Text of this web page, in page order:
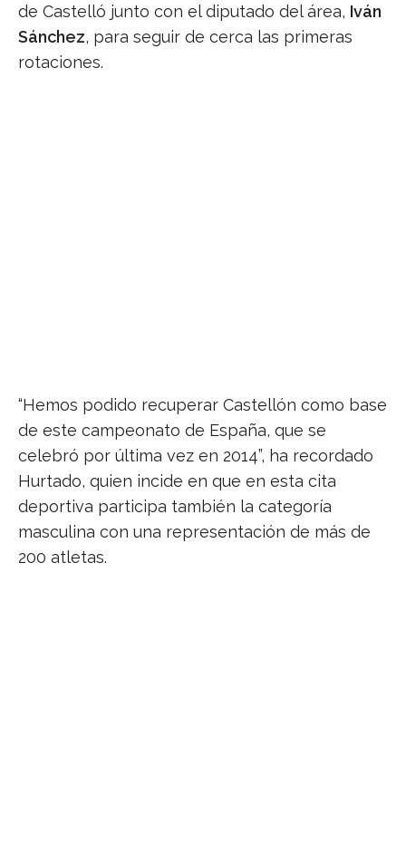
de Castelló junto con el diputado del área, Iván
Sánchez, para seguir de cerca las primeras
rotaciones.
“Hemos podido recuperar Castellón como base
de este campeonato de España, que se
celebró por última vez en 2014”, ha recordado
Hurtado, quien incide en que en esta cita
deportiva participa también la categoría
masculina con una representación de más de
200 atletas.